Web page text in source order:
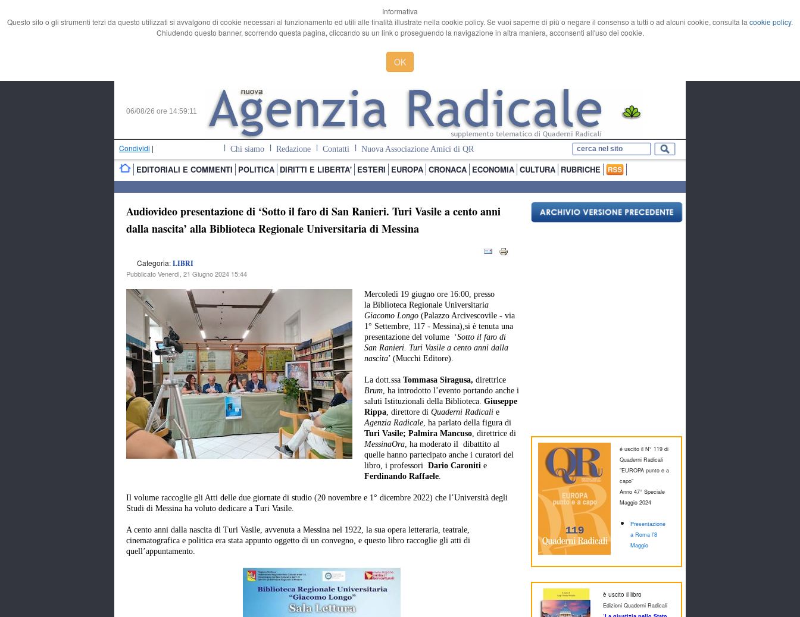
Informativa
Questo sito o gli strumenti terzi da questo utilizzati si avvalgono di cookie necessari al funzionamento ed utili alle finalità illustrate nella cookie policy. Se vuoi saperne di più o negare il consenso a tutti o ad alcuni cookie, consulta la cookie policy.
Chiudendo questo banner, scorrendo questa pagina, cliccando su un link o proseguendo la navigazione in altra maniera, acconsenti all'uso dei cookie.
OK
06/08/26 ore 14:59:12
Condividi | Chi siamo Redazione Contatti Nuova Associazione Amici di QR
EDITORIALI E COMMENTI POLITICA DIRITTI E LIBERTA' ESTERI EUROPA CRONACA ECONOMIA CULTURA RUBRICHE
Audiovideo presentazione di ‘Sotto il faro di San Ranieri. Turi Vasile a cento anni
dalla nascita’ alla Biblioteca Regionale Universitaria di Messina
Categoria:LIBRI
Pubblicato Venerdì, 21 Giugno 2024 15:44
Mercoledì 19 giugno ore 16:00, presso
la Biblioteca Regionale Universitaria
Giacomo Longo (Palazzo Arcivescovile - via
1° Settembre, 117 - Messina),si è tenuta una
presentazione del volume ‘Sotto il faro di
San Ranieri. Turi Vasile a cento anni dalla
nascita’ (Mucchi Editore).
La dott.ssa Tommasa Siragusa, direttrice
Brum, ha introdotto l’evento portando anche i
saluti Istituzionali della Biblioteca. Giuseppe
Rippa, direttore di Quaderni Radicali e
Agenzia Radicale, ha parlato della figura di
Turi Vasile; Palmira Mancuso, direttrice di
MessinaOra, ha moderato il dibattito al
quelle hanno partecipato anche i curatori del
libro, i professori Dario Caroniti e
Ferdinando Raffaele.
Il volume raccoglie gli Atti delle due giornate di studio (20 novembre e 1° dicembre 2022) che l’Università degli
Studi di Messina ha voluto dedicare a Turi Vasile.
A cento anni dalla nascita di Turi Vasile, avvenuta a Messina nel 1922, la sua opera letteraria, teatrale,
cinematografica e politica era stata appunto oggetto di un convegno, e questo libro raccoglie gli atti di
quell’appuntamento.
é uscito il N° 119 di
Quaderni Radicali
"EUROPA punto e a
capo"
Anno 47° Speciale
Maggio 2024
Presentazione
a Roma l'8
Maggio
è uscito il libro
Edizioni Quaderni Radicali